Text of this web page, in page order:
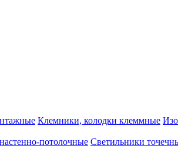
Клемники, колодки клеммные
потолочные Светильники